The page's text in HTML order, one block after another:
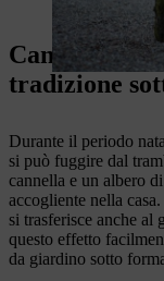
Candele di
tradizione
Durante il periodo
si può fuggire dal
cannella e un albero
accogliente nella
si trasferisce anche al
questo effetto
da giardino sotto